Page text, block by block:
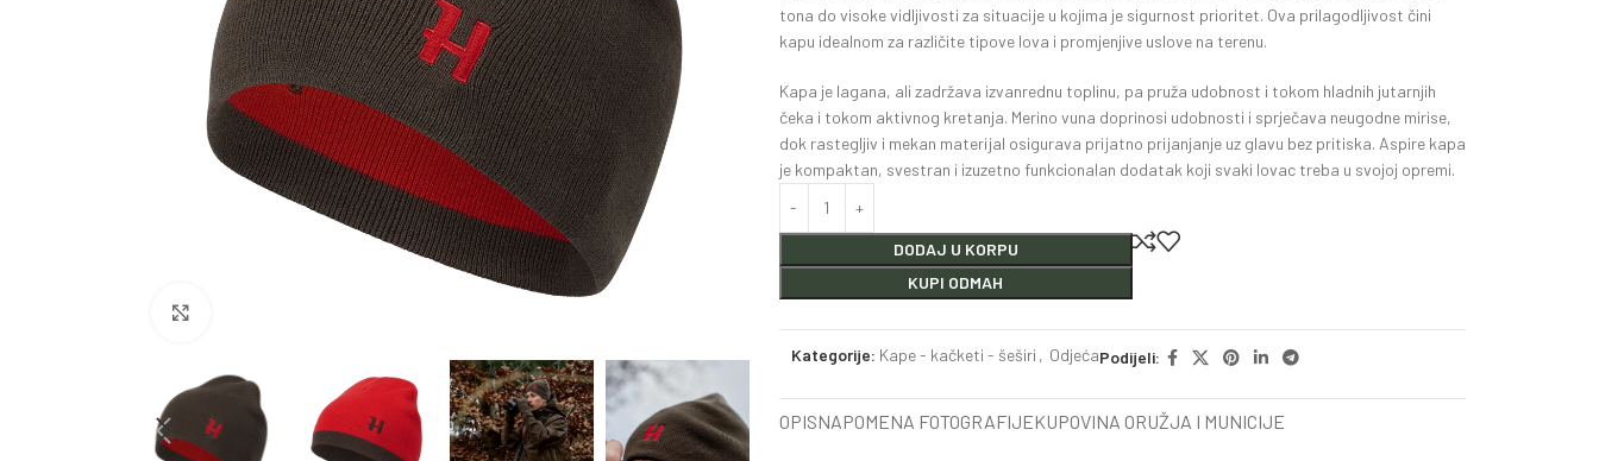
tona do visoke vidljivosti za situacije u kojima je sigurnost prioritet. Ova prilagodljivost čini
kapu idealnom za različite tipove lova i promjenjive uslove na terenu.
Kapa je lagana, ali zadržava izvanrednu toplinu, pa pruža udobnost i tokom hladnih jutarnjih
čeka i tokom aktivnog kretanja. Merino vuna doprinosi udobnosti i sprječava neugodne mirise,
dok rastegljiv i mekan materijal osigurava prijatno prijanjanje uz glavu bez pritiska. Aspire kapa
je kompaktan, svestran i izuzetno funkcionalan dodatak koji svaki lovac treba u svojoj opremi.
DODAJ U KORPU
KUPI ODMAH
Kategorije: Kape - kačketi - šeširi , OdjećaPodijeli:
OPISNAPOMENA FOTOGRAFIJEKUPOVINA ORUŽJA I MUNICIJE